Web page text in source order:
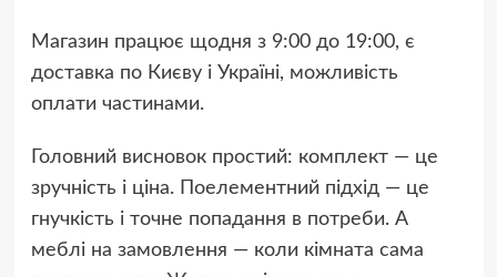
Магазин працює щодня з 9:00 до 19:00, є
доставка по Києву і Україні, можливість
оплати частинами.
Головний висновок простий: комплект — це
зручність і ціна. Поелементний підхід — це
гнучкість і точне попадання в потреби. А
меблі на замовлення — коли кімната сама